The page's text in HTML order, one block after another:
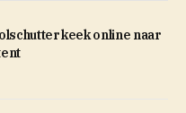
keek online naar